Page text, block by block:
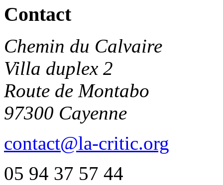
Contact
Chemin du Calvaire
Villa duplex 2
Route de Montabo
97300 Cayenne
contact@la-critic.org
05 94 37 57 44